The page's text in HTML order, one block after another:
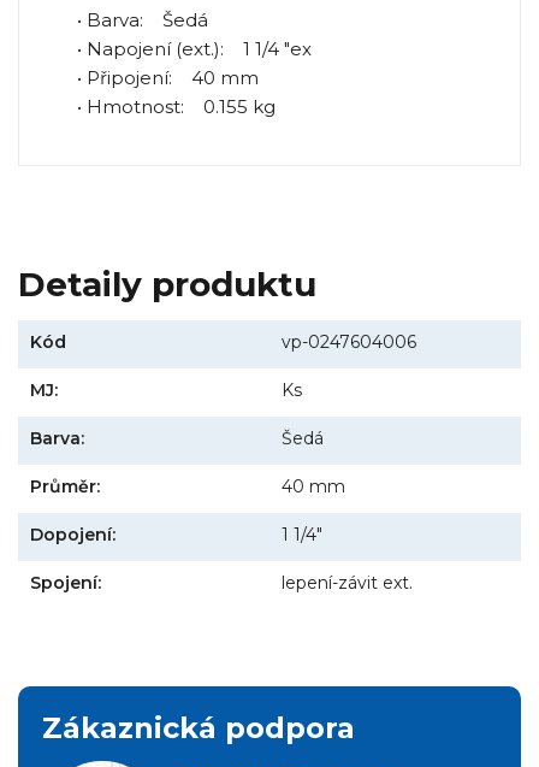
• Barva: Šedá
• Napojení (ext.): 1 1/4 "ex
• Připojení: 40 mm
• Hmotnost: 0.155 kg
Detaily produktu
Kód vp-0247604006
MJ: Ks
Barva: Šedá
Průměr: 40 mm
Dopojení: 1 1/4"
Spojení: lepení-závit ext.
Zákaznická podpora